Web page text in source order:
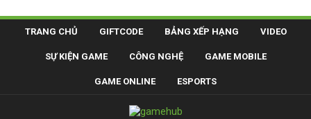
TRANG CHỦ GIFTCODE BẢNG XẾP HẠNG VIDEO
SỰ KIỆN GAME CÔNG NGHỆ GAME MOBILE
GAME ONLINE ESPORTS